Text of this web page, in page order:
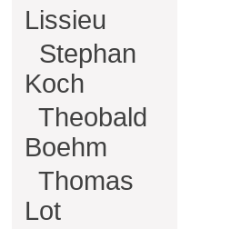
Lissieu
Stephan
Koch
Theobald
Boehm
Thomas
Lot